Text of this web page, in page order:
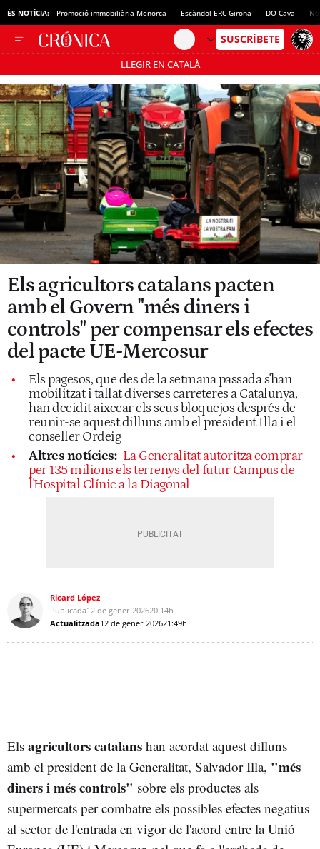
ÉS NOTÍCIA: Promoció immobiliària Menorca Escàndol ERC Girona DO Cava
LLEGIR EN CATALÀ
Passa’t al mode estalvi
Els agricultors catalans pacten
amb el Govern "més diners i
controls" per compensar els efectes
del pacte UE-Mercosur
Els pagesos, que des de la setmana passada s'han
mobilitzat i tallat diverses carreteres a Catalunya,
han decidit aixecar els seus bloquejos després de
reunir-se aquest dilluns amb el president Illa i el
conseller Ordeig
Altres notícies: La Generalitat autoritza comprar
per 135 milions els terrenys del futur Campus de
l'Hospital Clínic a la Diagonal
Ricard López
Publicada12 de gener 202620:14h
Actualitzada12 de gener 202621:49h
Els agricultors catalans han acordat aquest dilluns
amb el president de la Generalitat, Salvador Illa, "més
diners i més controls" sobre els productes als
supermercats per combatre els possibles efectes negatius
al sector de l'entrada en vigor de l'acord entre la Unió